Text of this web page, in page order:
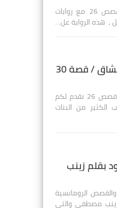
مرحباً بكم أصدقائي وأحبابي في موقعنا قصص 26 مع روايات
، هذه الرواية عل…
حواديت قبل النوم للعشاق / قصة 30
مرحباً بكم جميع أصدقائي ومتابعي موقعنا قصص 26 نقدم لكم
من البنات
بقلم زينب
الرومانسية
زينب مصطفى والتي